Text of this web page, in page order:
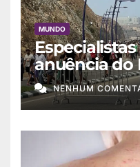
MUNDO
anuência do
migração a
NENHUM